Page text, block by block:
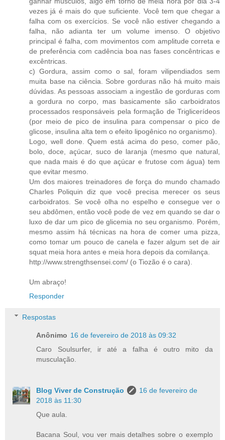
vezes já é mais do que suficiente. Você tem que chegar a
falha com os exercícios. Se você não estiver chegando a
falha, não adianta ter um volume imenso. O objetivo
principal é falha, com movimentos com amplitude correta e
de preferência com cadência boa nas fases concêntricas e
excêntricas.
c) Gordura, assim como o sal, foram vilipendiados sem
muita base na ciência. Sobre gorduras não há muito mais
dúvidas. As pessoas associam a ingestão de gorduras com
a gordura no corpo, mas basicamente são carboidratos
processados responsáveis pela formação de Triglicerídeos
(por meio de pico de insulina para compensar o pico de
glicose, insulina alta tem o efeito lipogênico no organismo).
Logo, well done. Quem está acima do peso, comer pão,
bolo, doce, açúcar, suco de laranja (mesmo que natural,
que nada mais é do que açúcar e frutose com água) tem
que evitar mesmo.
Um dos maiores treinadores de força do mundo chamado
Charles Poliquin diz que você precisa merecer os seus
carboidratos. Se você olha no espelho e consegue ver o
seu abdômen, então você pode de vez em quando se dar o
luxo de dar um pico de glicemia no seu organismo. Porém,
mesmo assim há técnicas na hora de comer uma pizza,
como tomar um pouco de canela e fazer algum set de air
squat meia hora antes e meia hora depois da comilança.
http://www.strengthsensei.com/ (o Tiozão é o cara).
Um abraço!
Responder
Respostas
Anônimo 16 de fevereiro de 2018 às 09:32
Caro Soulsurfer, ir até a falha é outro mito da
musculação.
Blog Viver de Construção
16 de fevereiro de
2018 às 11:30
Que aula.
Bacana Soul, vou ver mais detalhes sobre o exemplo